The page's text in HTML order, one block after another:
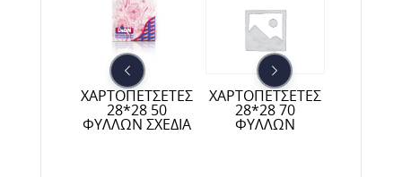
ΧΑΡΤΟΠΕΤΣΕΤΕΣ
28*28 50
ΦΥΛΛΩΝ ΣΧΕΔΙΑ
ΧΑΡΤΟΠΕΤΣΕΤΕΣ
28*28 70
ΦΥΛΛΩΝ